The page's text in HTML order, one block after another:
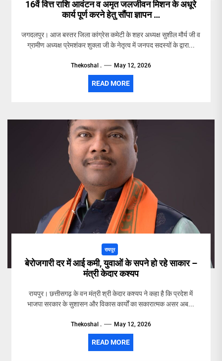
16वें वित्त राशि आवंटन व अमृत जलजीवन मिशन के अधूरे
कार्य पूर्ण करने हेतु सौंपा ज्ञापन …
जगदलपुर। आज बस्तर जिला कांग्रेस कमेटी के शहर अध्यक्ष सुशील मौर्य जी व
ग्रामीण अध्यक्ष प्रेमशंकर शुक्ला जी के नेतृत्व में जनपद सदस्यों के द्वारा...
Thekoshal . May 12, 2026
READ MORE
रायपुर
बेरोजगारी दर में आई कमी, युवाओं के सपने हो रहे साकार –
मंत्री केदार कश्यप
रायपुर। छत्तीसगढ़ के वन मंत्री श्री केदार कश्यप ने कहा है कि प्रदेश में
भाजपा सरकार के सुशासन और विकास कार्यों का सकारात्मक असर अब...
Thekoshal . May 12, 2026
READ MORE